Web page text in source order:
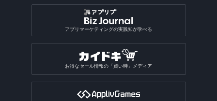
アプリマーケティングの実践知が学べる
お得なセール情報の「買い時」メディア